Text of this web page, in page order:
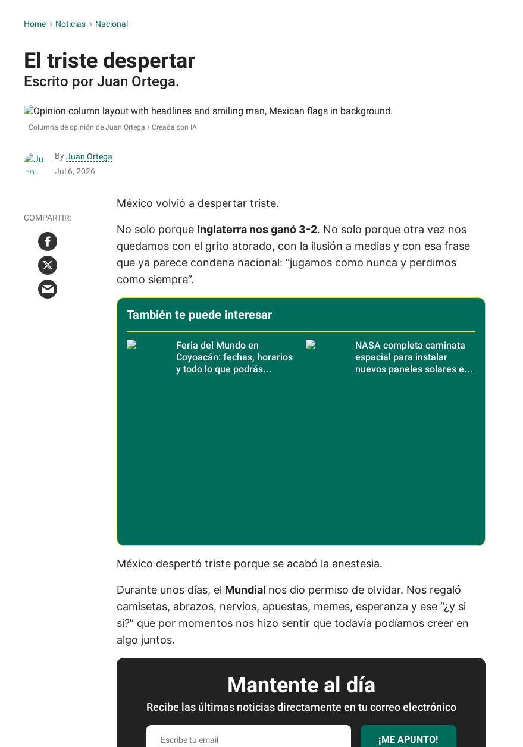
Home > Noticias > Nacional
El triste despertar
Escrito por Juan Ortega.
Columna de opinión de Juan Ortega Creada con IA
By Juan Ortega
Jul 6, 2026
México volvió a despertar triste.
No solo porque Inglaterra nos ganó 3-2. No solo porque otra vez nos
quedamos con el grito atorado, con la ilusión a medias y con esa frase
que ya parece condena nacional: “jugamos como nunca y perdimos
como siempre”.
También te puede interesar
Feria del Mundo en
Coyoacán: fechas, horarios
y todo lo que podrás
NASA completa caminata
espacial para instalar
nuevos paneles solares en
México despertó triste porque se acabó la anestesia.
Durante unos días, el Mundial nos dio permiso de olvidar. Nos regaló
camisetas, abrazos, nervios, apuestas, memes, esperanza y ese “¿y si
sí?” que por momentos nos hizo sentir que todavía podíamos creer en
algo juntos.
Mantente al día
Recibe las últimas noticias directamente en tu correo electrónico
E
¡ME APUNTO!